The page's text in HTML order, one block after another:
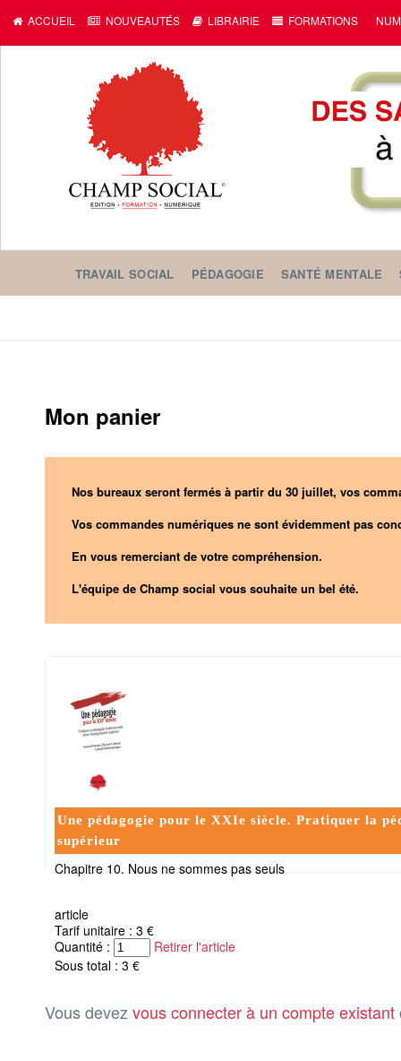
ACCUEIL NOUVEAUTÉS LIBRAIRIE FORMATIONS
TRAVAIL SOCIAL PÉDAGOGIE SANTÉ MENTALE
Mon panier
Nos bureaux seront fermés à partir du 30 juillet, vos
Vos commandes numériques ne sont évidemment pas
En vous remerciant de votre compréhension.
L'équipe de Champ social vous souhaite un bel été.
Une pédagogie pour le XXIe siècle. Pratiquer la
supérieur
Chapitre 10. Nous ne sommes pas seuls
article
Tarif unitaire : 3 €
Quantité :
Retirer l'article
Sous total : 3 €
Vous devez vous connecter à un compte existant